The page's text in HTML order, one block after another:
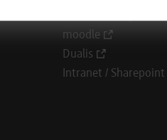
moodle
Dualis
Intranet / Sharepoint